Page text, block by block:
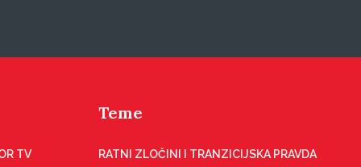
TV
Teme
RATNI ZLOČINI I TRANZICIJSKA PRAVDA